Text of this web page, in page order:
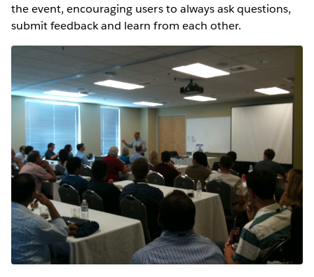
the event, encouraging users to always ask questions,
submit feedback and learn from each other.